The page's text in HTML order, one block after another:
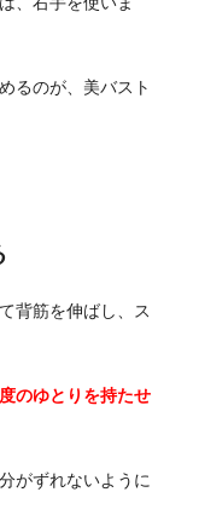
るのが、美バスト
背筋を伸ばし、ス
のゆとりを持たせ
がずれないように